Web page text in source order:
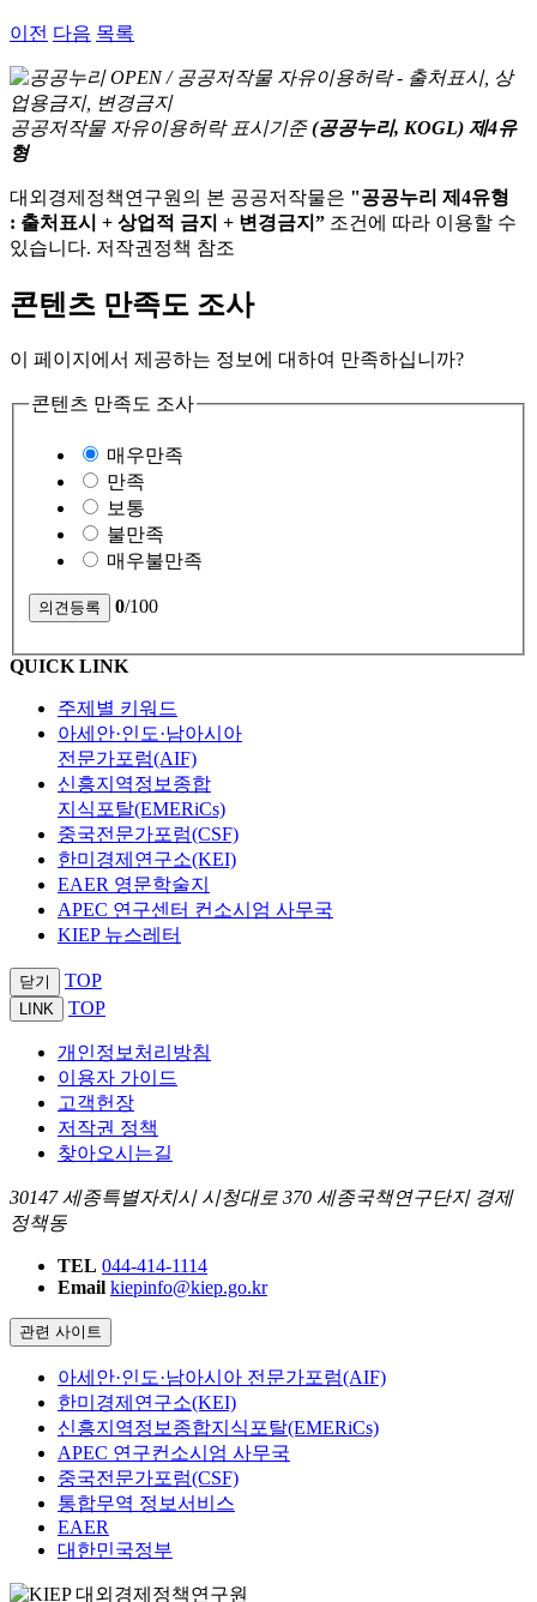
이전 다음 목록
공공저작물 자유이용허락 표시기준 (공공누리, KOGL) 제4유
형
대외경제정책연구원의 본 공공저작물은 "공공누리 제4유형
: 출처표시 + 상업적 금지 + 변경금지” 조건에 따라 이용할 수
있습니다. 저작권정책 참조
콘텐츠 만족도 조사
이 페이지에서 제공하는 정보에 대하여 만족하십니까?
콘텐츠 만족도 조사
매우만족
만족
보통
불만족
매우불만족
0/100
QUICK LINK
주제별 키워드
아세안·인도·남아시아
전문가포럼(AIF)
신흥지역정보종합
지식포탈(EMERiCs)
중국전문가포럼(CSF)
한미경제연구소(KEI)
EAER 영문학술지
APEC 연구센터 컨소시엄 사무국
KIEP 뉴스레터
닫기 TOP
LINK TOP
개인정보처리방침
이용자 가이드
고객헌장
저작권 정책
찾아오시는길
30147 세종특별자치시 시청대로 370 세종국책연구단지 경제
정책동
TEL 044-414-1114
Email kiepinfo@kiep.go.kr
관련 사이트
아세안·인도·남아시아 전문가포럼(AIF)
한미경제연구소(KEI)
신흥지역정보종합지식포탈(EMERiCs)
APEC 연구컨소시엄 사무국
중국전문가포럼(CSF)
통합무역 정보서비스
EAER
대한민국정부